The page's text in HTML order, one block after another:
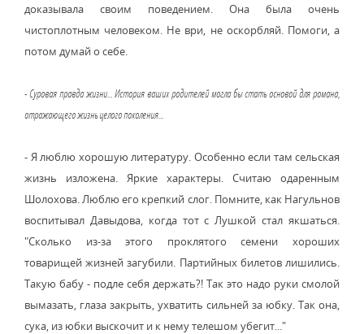
доказывала своим поведением. Она была очень
чистоплотным человеком. Не ври, не оскорбляй. Помоги, а
потом думай о себе.
- Суровая правда жизни... История ваших родителей могла бы стать основой для романа,
отражающего жизнь целого поколения...
- Я люблю хорошую литературу. Особенно если там сельская
жизнь изложена. Яркие характеры. Считаю одаренным
Шолохова. Люблю его крепкий слог. Помните, как Нагульнов
воспитывал Давыдова, когда тот с Лушкой стал якшаться.
"Сколько из-за этого проклятого семени хороших
товарищей жизней загубили. Партийных билетов лишились.
Такую бабу - подле себя держать?! Так это надо руки смолой
вымазать, глаза закрыть, ухватить сильней за юбку. Так она,
сука, из юбки выскочит и к нему телешом убегит..."